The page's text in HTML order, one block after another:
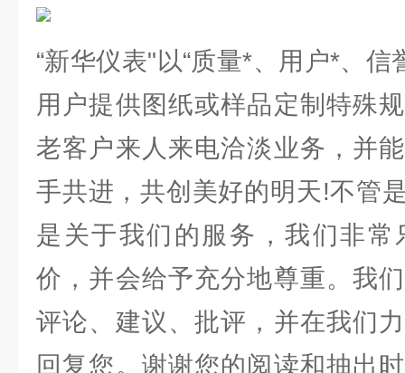
“新华仪表"以“质量*、用户*、
用户提供图纸或样品定制特殊
老客户来人来电洽淡业务，并
手共进，共创美好的明天!不管
是关于我们的服务，我们非
价，并会给予充分地尊重。我
评论、建议、批评，并在我们
回复您。谢谢您的阅读和抽出